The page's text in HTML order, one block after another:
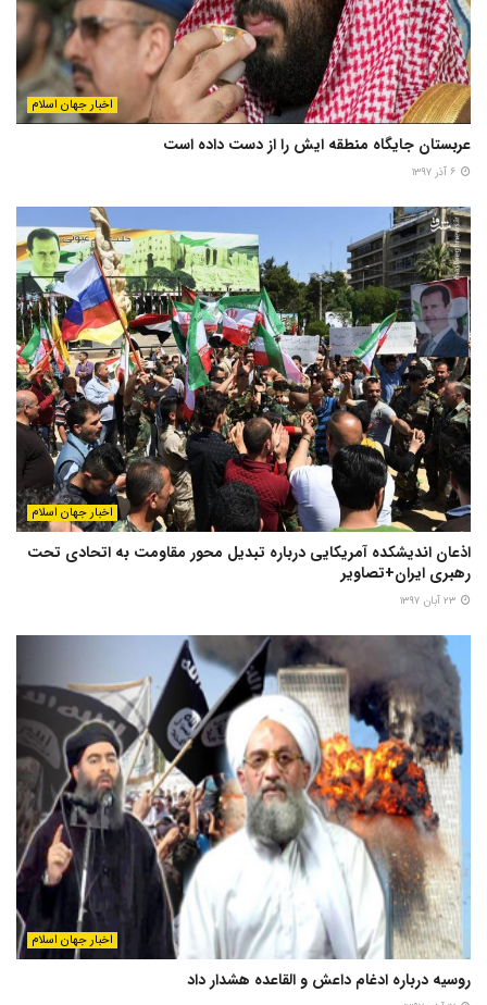
اخبار جهان اسلام
عربستان جایگاه منطقه ایش را از دست داده است
اخبار جهان اسلام
اذعان اندیشکده آمریکایی درباره تبدیل محور مقاومت به اتحادی تحت
رهبری ایران+تصاویر
اخبار جهان اسلام
روسیه درباره ادغام داعش و القاعده هشدار داد